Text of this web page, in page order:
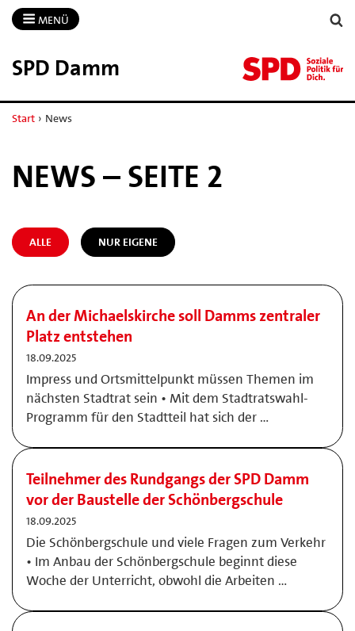
MENÜ
SPD Damm
Start › News
NEWS – SEITE 2
ALLE NUR EIGENE
An der Michaelskirche soll Damms zentraler
Platz entstehen
18.09.2025
Impress und Ortsmittelpunkt müssen Themen im
nächsten Stadtrat sein • Mit dem Stadtratswahl-
Programm für den Stadtteil hat sich der …
Teilnehmer des Rundgangs der SPD Damm
vor der Baustelle der Schönbergschule
18.09.2025
Die Schönbergschule und viele Fragen zum Verkehr
• Im Anbau der Schönbergschule beginnt diese
Woche der Unterricht, obwohl die Arbeiten …